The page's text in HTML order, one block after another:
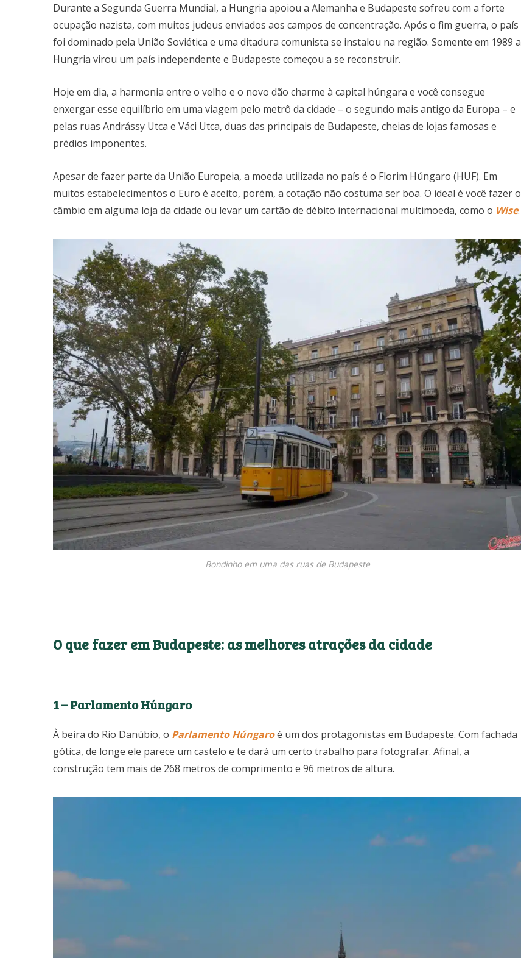
Durante a Segunda Guerra Mundial, a Hungria apoiou a Alemanha e Budapeste sofreu com a forte
ocupação nazista, com muitos judeus enviados aos campos de concentração. Após o fim guerra, o país
foi dominado pela União Soviética e uma ditadura comunista se instalou na região. Somente em 1989 a
Hungria virou um país independente e Budapeste começou a se reconstruir.
Hoje em dia, a harmonia entre o velho e o novo dão charme à capital húngara e você consegue
enxergar esse equilíbrio em uma viagem pelo metrô da cidade – o segundo mais antigo da Europa – e
pelas ruas Andrássy Utca e Váci Utca, duas das principais de Budapeste, cheias de lojas famosas e
prédios imponentes.
Apesar de fazer parte da União Europeia, a moeda utilizada no país é o Florim Húngaro (HUF). Em
muitos estabelecimentos o Euro é aceito, porém, a cotação não costuma ser boa. O ideal é você fazer o
câmbio em alguma loja da cidade ou levar um cartão de débito internacional multimoeda, como o Wise.
Bondinho em uma das ruas de Budapeste
O que fazer em Budapeste: as melhores atrações da cidade
1 – Parlamento Húngaro
À beira do Rio Danúbio, o Parlamento Húngaroé um dos protagonistas em Budapeste. Com fachada
gótica, de longe ele parece um castelo e te dará um certo trabalho para fotografar. Afinal, a
construção tem mais de 268 metros de comprimento e 96 metros de altura.